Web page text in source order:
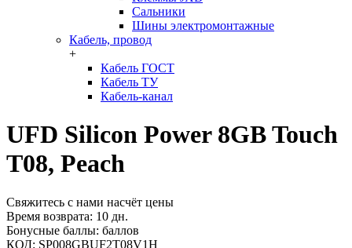
Сальники
Шины электромонтажные
Кабель, провод
+
Кабель ГОСТ
Кабель ТУ
Кабель-канал
UFD Silicon Power 8GB Touch
T08, Peach
Свяжитесь с нами насчёт цены
Время возврата: 10 дн.
Бонусные баллы: баллов
КОД: SP008GBUF2T08V1H